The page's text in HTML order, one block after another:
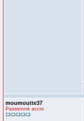
moumoutte37
Passionné accro